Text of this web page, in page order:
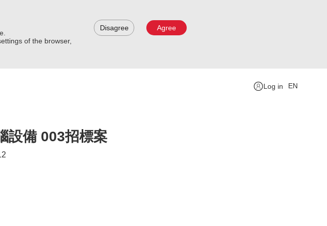
of the browser,
Disagree Agree
Log in EN
設備 003招標案